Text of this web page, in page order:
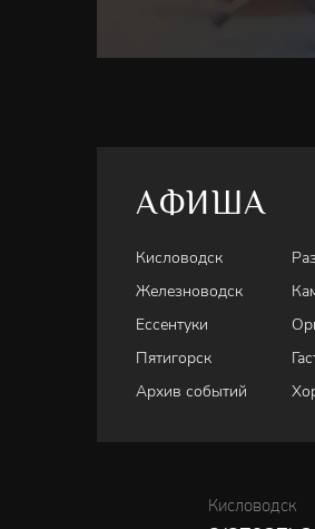
АФИША
Кисловодск
Железноводск
Ессентуки
Пятигорск
Архив событий
Кисловодск